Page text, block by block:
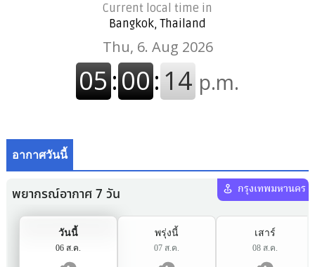
Current local time in
Bangkok, Thailand
อากาศวันนี้